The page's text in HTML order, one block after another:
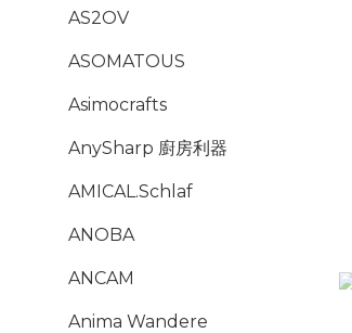
AS2OV
ASOMATOUS
Asimocrafts
AnySharp 廚房利器
AMICAL.Schlaf
ANOBA
ANCAM
Anima Wandere